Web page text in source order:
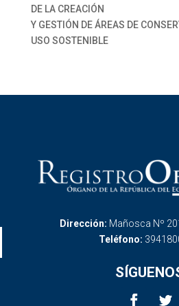
DE LA CREACIÓN
Y GESTIÓN DE ÁREAS DE
USO SOSTENIBLE
Dirección: Mañosca Nº
Teléfono: